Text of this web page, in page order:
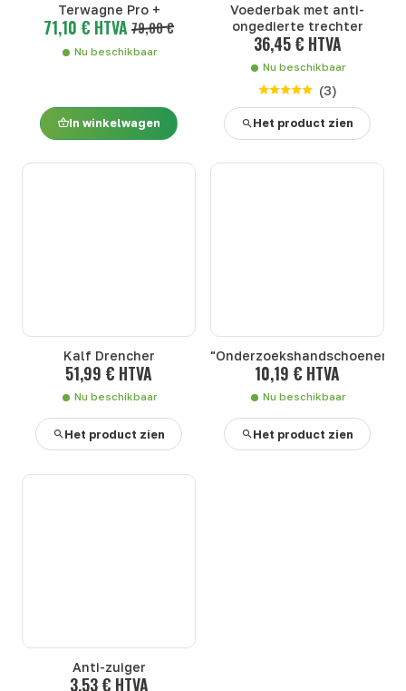
Terwagne Pro +
71,10 € HTVA 79,00 €
Nu beschikbaar
In winkelwagen
Voederbak met anti-
ongedierte trechter
36,45 € HTVA
Nu beschikbaar
(3)
Het product zien
Kalf Drencher
51,99 € HTVA
Nu beschikbaar
Het product zien
"Onderzoekshandschoenen"
10,19 € HTVA
Nu beschikbaar
Het product zien
Anti-zuiger
3,53 € HTVA